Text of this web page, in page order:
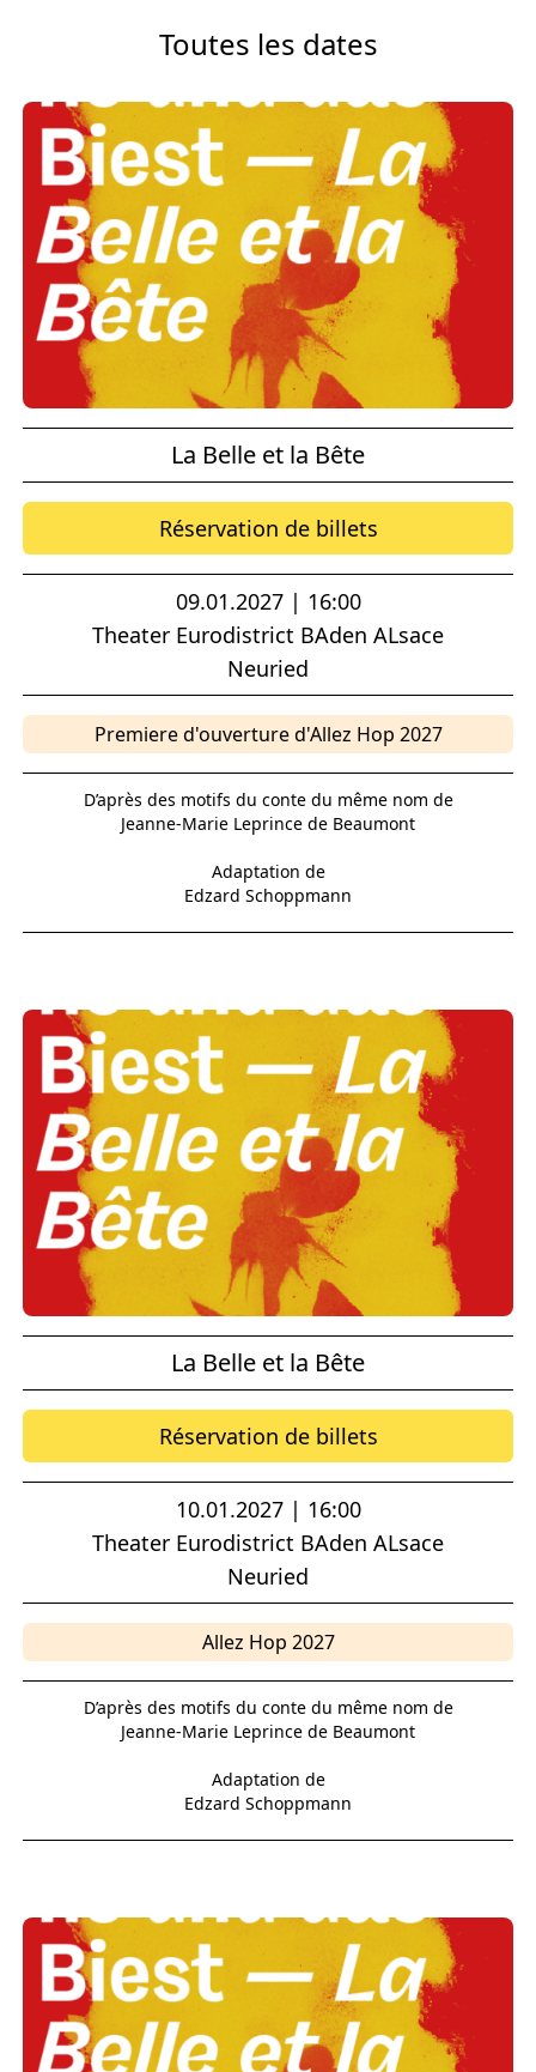
Toutes les dates
La Belle et la Bête
Réservation de billets
09.01.2027 | 16:00
Theater Eurodistrict BAden ALsace
Neuried
Premiere d'ouverture d'Allez Hop 2027
D’après des motifs du conte du même nom de
Jeanne-Marie Leprince de Beaumont
Adaptation de
Edzard Schoppmann
La Belle et la Bête
Réservation de billets
10.01.2027 | 16:00
Theater Eurodistrict BAden ALsace
Neuried
Allez Hop 2027
D’après des motifs du conte du même nom de
Jeanne-Marie Leprince de Beaumont
Adaptation de
Edzard Schoppmann